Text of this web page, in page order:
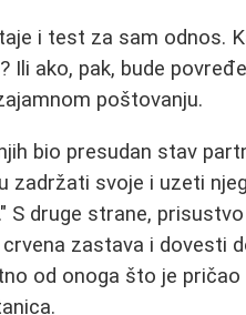
i test za sam odnos.
Ili ako, pak, bude
poštovanju.
bio presudan stav
zadržati svoje i uzeti
S druge strane,
zastava i dovesti
od onoga što je